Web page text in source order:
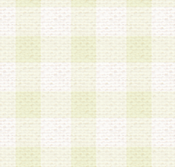
権者による承認手
第3条 会員の登録方
1.会員登録手続き
る登録は一切認め
2.会員登録希望者
画 面」において、
を行うものとしま